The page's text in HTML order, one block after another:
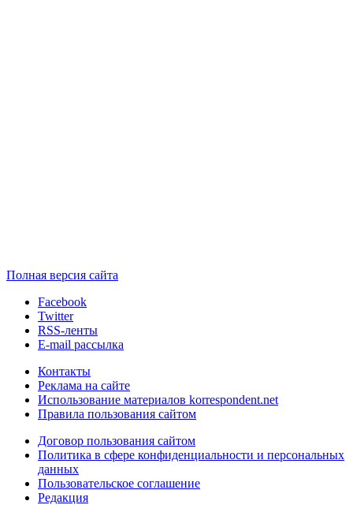
Полная версия сайта
Facebook
Twitter
RSS-ленты
E-mail рассылка
Контакты
Реклама на сайте
Использование материалов korrespondent.net
Правила пользования сайтом
Договор пользования сайтом
Политика в сфере конфиденциальности и персональных
данных
Пользовательское соглашение
Редакция